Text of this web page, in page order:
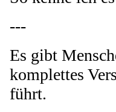
---
Es gibt
komplettes
führt.